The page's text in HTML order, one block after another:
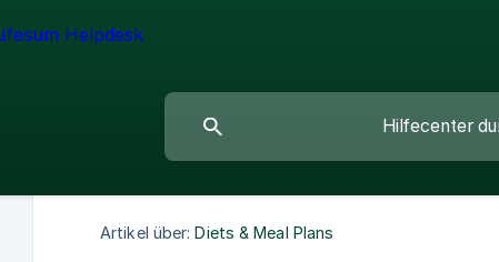
Artikel über: Diets & Meal Plans